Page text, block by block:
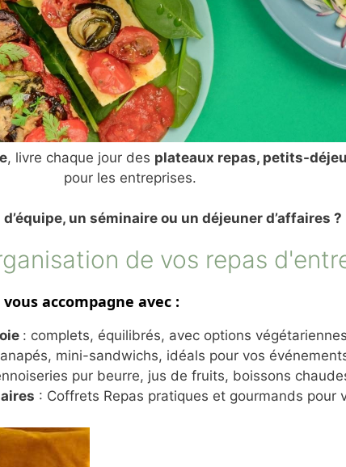
, livre chaque jour des plateaux repas, petits-
pour les entreprises.
un séminaire ou un déjeuner d’affaires ?
de vos repas
accompagne avec :
: complets, équilibrés, avec options
mini-sandwichs, idéals pour vos
pur beurre, jus de fruits, boissons
: Coffrets Repas pratiques et gourmands pour